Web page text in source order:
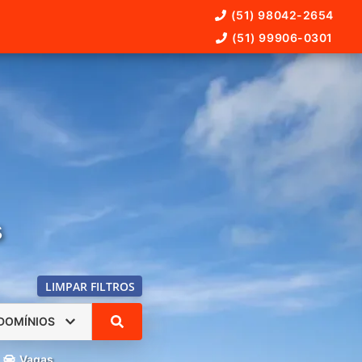
(51) 98042-2654
(51) 99906-0301
LIMPAR FILTROS
Vagas